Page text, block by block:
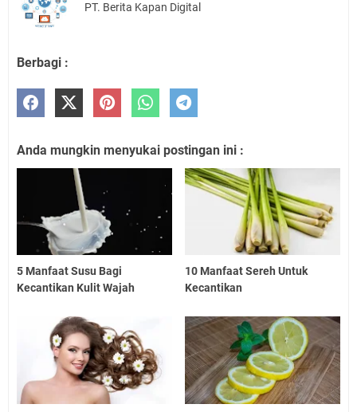
PT. Berita Kapan Digital
Berbagi :
Anda mungkin menyukai postingan ini :
5 Manfaat Susu Bagi
Kecantikan Kulit Wajah
10 Manfaat Sereh Untuk
Kecantikan